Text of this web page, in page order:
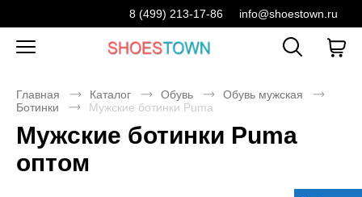
8 (499) 213-17-86 info@shoestown.ru
Главная Каталог Обувь
Обувь мужская
Ботинки
Мужские ботинки Puma
Мужские ботинки Puma
оптом